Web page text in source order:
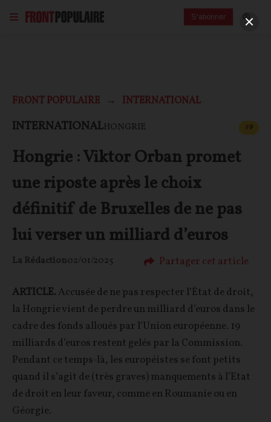
S'abonner
FRONT POPULAIRE INTERNATIONAL
INTERNATIONALHONGRIE FP
Hongrie : Viktor Orban promet
une riposte après le choix
définitif de Bruxelles de ne pas
lui verser un milliard d’euros
La Rédaction02/01/2025 Partager cet article
ARTICLE.Accusée de ne pas respecter l’État de droit,
la Hongrie vient de perdre un milliard d’euros dans le
cadre des fonds alloués par l’Union européenne. 19
milliards d’euros restent gelés par la Commission.
Pendant ce temps-là, les européistes se font petits
quand il s’agit de (très graves) manquements à l’Etat
de droit en leur faveur, comme en Roumanie ou en
Géorgie.